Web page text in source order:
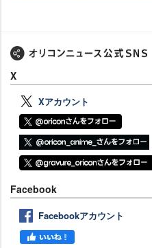
X
Xアカウント
Facebook
Facebookアカウント